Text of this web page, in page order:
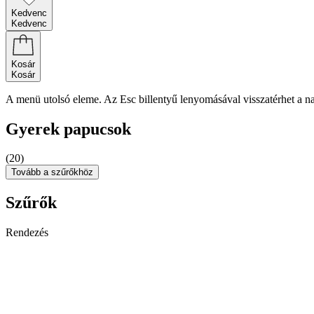
Kedvenc
Kedvenc
Kosár
Kosár
A menü utolsó eleme. Az Esc billentyű lenyomásával visszatérhet a
Gyerek papucsok
(20)
Tovább a szűrőkhöz
Szűrők
Rendezés